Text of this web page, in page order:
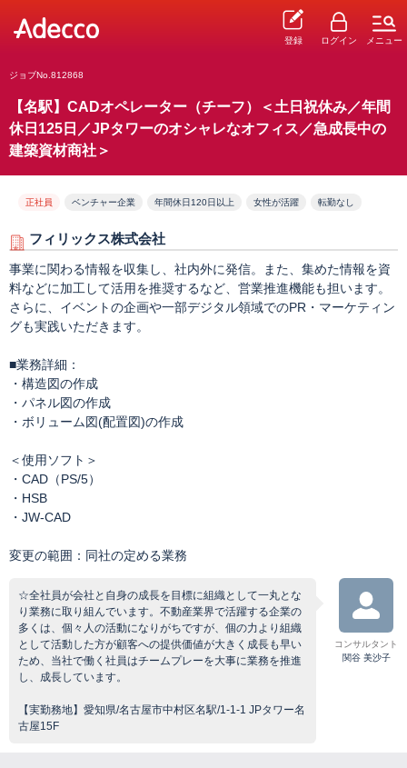
登録 ログイン メニュー
ジョブNo.812868
【名駅】CADオペレーター（チーフ）＜土日祝休み／年間
休日125日／JPタワーのオシャレなオフィス／急成長中の
建築資材商社＞
正社員 ベンチャー企業 年間休日120日以上 女性が活躍 転勤なし
フィリックス株式会社
事業に関わる情報を収集し、社内外に発信。また、集めた情報を資
料などに加工して活用を推奨するなど、営業推進機能も担います。
さらに、イベントの企画や一部デジタル領域でのPR・マーケティン
グも実践いただきます。
■業務詳細：
・構造図の作成
・パネル図の作成
・ボリューム図(配置図)の作成
＜使用ソフト＞
・CAD（PS/5）
・HSB
・JW-CAD
変更の範囲：同社の定める業務
☆全社員が会社と自身の成長を目標に組織として一丸とな
り業務に取り組んでいます。不動産業界で活躍する企業の
多くは、個々人の活動になりがちですが、個の力より組織
として活動した方が顧客への提供価値が大きく成長も早い
ため、当社で働く社員はチームプレーを大事に業務を推進
し、成長しています。
【実勤務地】愛知県/名古屋市中村区名駅/1-1-1 JPタワー名
古屋15F
コンサルタント
関谷 美沙子